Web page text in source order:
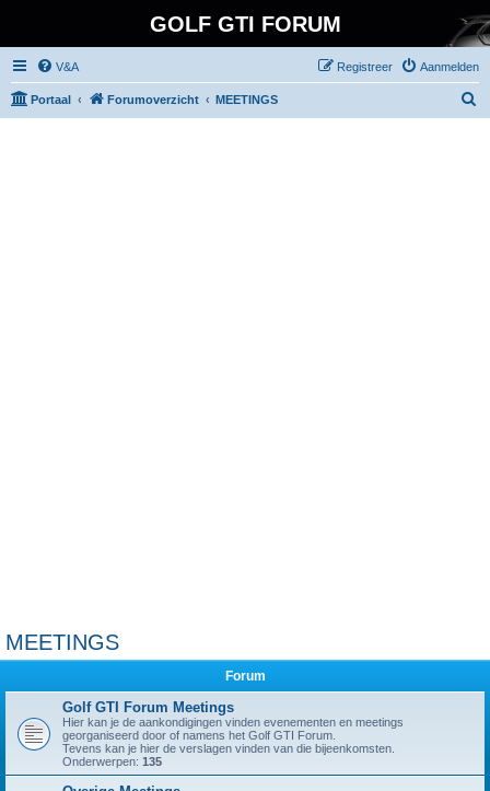
GOLF GTI FORUM
V&A Aanmelden
Registreer
Portaal Forumoverzicht MEETINGS
MEETINGS
Forum
Golf GTI Forum Meetings
Hier kan je de aankondigingen vinden evenementen en meetings
georganiseerd door of namens het Golf GTI Forum.
Tevens kan je hier de verslagen vinden van die bijeenkomsten.
Onderwerpen: 135